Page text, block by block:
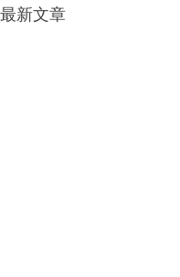
最新文章